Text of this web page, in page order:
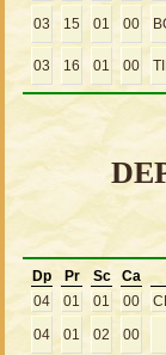
03 15 01 00
03 16 01 00
Dp Pr Sc Ca
04
01 01 00
04
01 02 00